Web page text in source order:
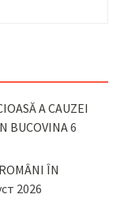
A CAUZEI
BUCOVINA6
ÎN
2026